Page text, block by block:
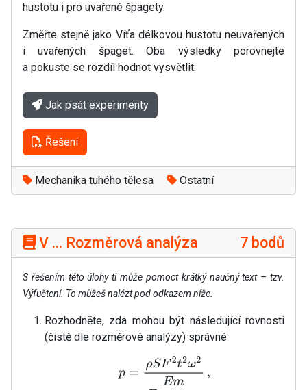
hustotu i pro uvařené špagety.
Změřte stejně jako Víťa délkovou hustotu neuvařených
i uvařených špaget. Oba výsledky porovnejte
a pokuste se rozdíl hodnot vysvětlit.
Jak psát experimenty
Řešení
Mechanika tuhého tělesa Ostatní
V ... Rozměrová analýza 7 bodů
S řešením této úlohy ti může pomoct krátký naučný text – tzv.
Výfučtení. To můžeš nalézt pod odkazem níže.
Rozhodněte, zda mohou být následující rovnosti
(čistě dle rozměrové analýzy) správné
ω2Em,η=Frv